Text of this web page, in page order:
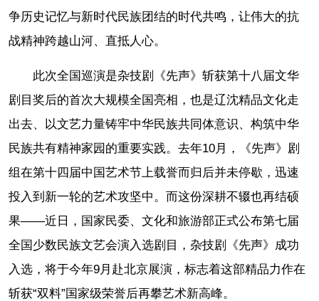
争历史记忆与新时代民族团结的时代共鸣，让伟大的抗
战精神跨越山河、直抵人心。
此次全国巡演是杂技剧《先声》斩获第十八届文华
剧目奖后的首次大规模全国亮相，也是辽沈精品文化走
出去、以文艺力量铸牢中华民族共同体意识、构筑中华
民族共有精神家园的重要实践。去年10月，《先声》剧
组在第十四届中国艺术节上载誉而归后并未停歇，迅速
投入到新一轮的艺术攻坚中。而这份深耕不辍也再结硕
果——近日，国家民委、文化和旅游部正式公布第七届
全国少数民族文艺会演入选剧目，杂技剧《先声》成功
入选，将于今年9月赴北京展演，标志着这部精品力作在
斩获“双料”国家级荣誉后再攀艺术新高峰。